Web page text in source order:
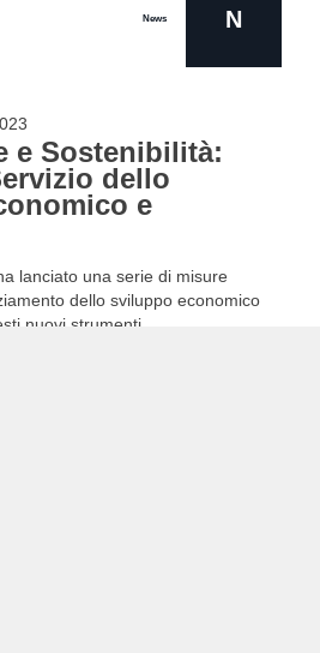
News N
e Sostenibilità:
dello
e
lanciato una serie di misure
dello sviluppo economico
nuovi strumenti…